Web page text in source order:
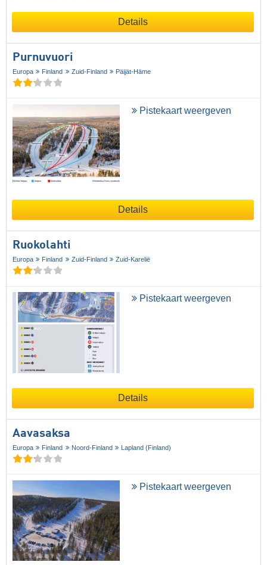
Details
Purnuvuori
Europa Finland Zuid-Finland Päijät-Häme
Pistekaart weergeven
Details
Ruokolahti
Europa Finland Zuid-Finland Zuid-Karelië
Pistekaart weergeven
Details
Aavasaksa
Europa Finland Noord-Finland Lapland (Finland)
Pistekaart weergeven